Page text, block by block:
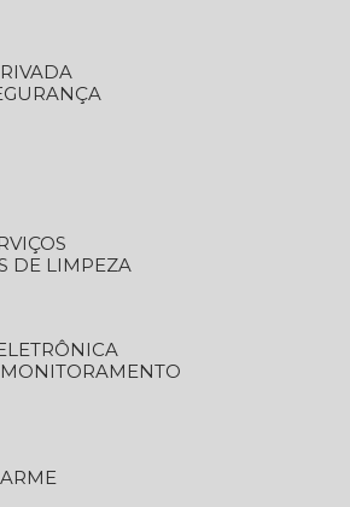
DE LIMPEZA
MONITORAMENTO